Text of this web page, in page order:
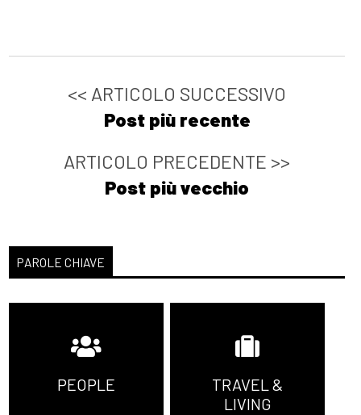
<< ARTICOLO SUCCESSIVO
Post più recente
ARTICOLO PRECEDENTE >>
Post più vecchio
PAROLE CHIAVE
PEOPLE
TRAVEL &
LIVING